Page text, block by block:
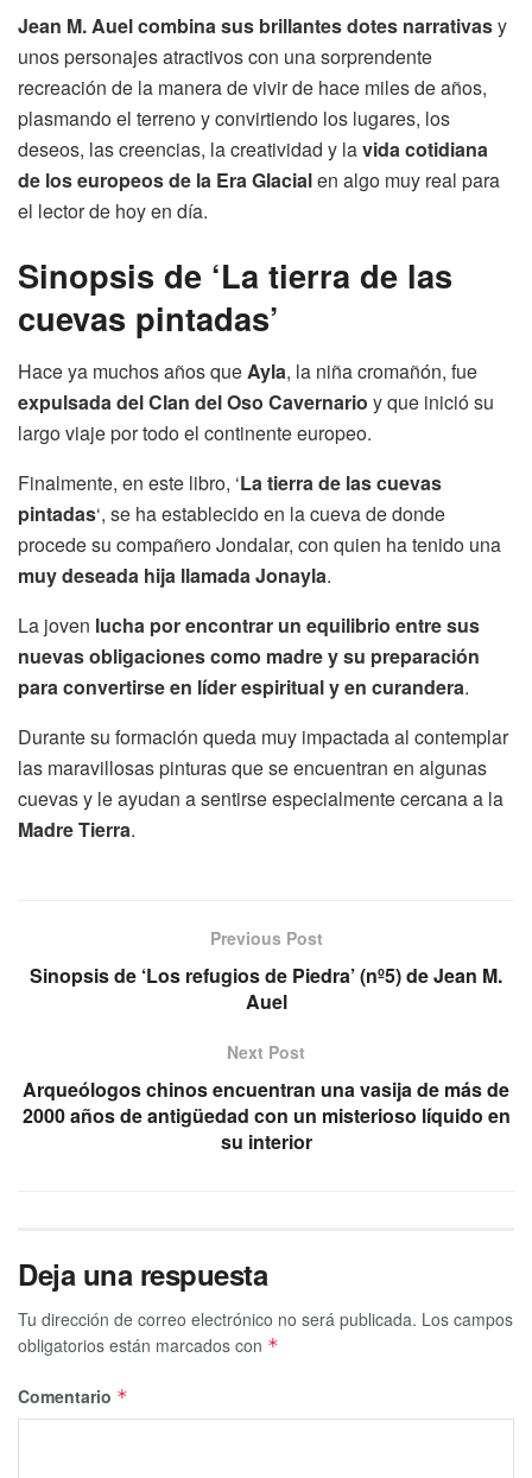
Jean M. Auel combina sus brillantes dotes narrativasy
unos personajes atractivos con una sorprendente
recreación de la manera de vivir de hace miles de años,
plasmando el terreno y convirtiendo los lugares, los
deseos, las creencias, la creatividad y lavida cotidiana
de los europeos de la Era Glacialen algo muy real para
el lector de hoy en día.
Sinopsis de ‘La tierra de las
cuevas pintadas’
Hace ya muchos años que Ayla, la niña cromañón, fue
expulsada del Clan del Oso Cavernario y que inició su
largo viaje por todo el continente europeo.
Finalmente, en este libro, ‘La tierra de las cuevas
pintadas‘, se ha establecido en la cueva de donde
procede su compañero Jondalar, con quien ha tenido una
muy deseada hija llamada Jonayla.
La joven lucha por encontrar un equilibrio entre sus
nuevas obligaciones como madre y su preparación
para convertirse en líder espiritual y en curandera.
Durante su formación queda muy impactada al contemplar
las maravillosas pinturas que se encuentran en algunas
cuevas y le ayudan a sentirse especialmente cercana a la
Madre Tierra.
Previous Post
Sinopsis de ‘Los refugios de Piedra’ (nº5) de Jean M.
Auel
Next Post
Arqueólogos chinos encuentran una vasija de más de
2000 años de antigüedad con un misterioso líquido en
su interior
Deja una respuesta
Tu dirección de correo electrónico no será publicada. Los campos
obligatorios están marcados con *
Comentario *